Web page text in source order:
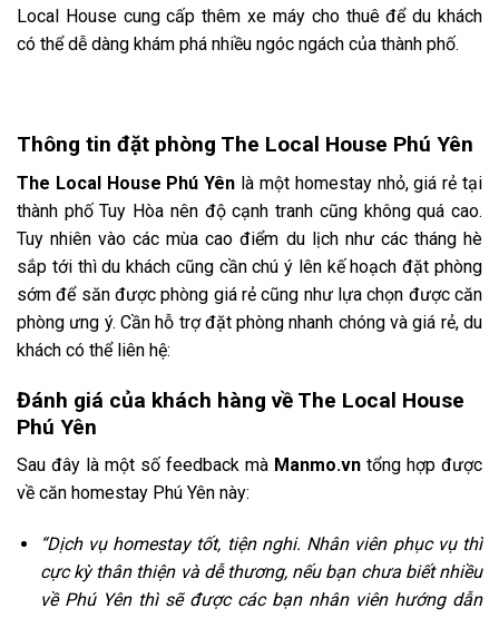
Local House cung cấp thêm xe máy cho thuê để du khách
có thể dễ dàng khám phá nhiều ngóc ngách của thành phố.
Thông tin đặt phòng The Local House Phú Yên
The Local House Phú Yên là một homestay nhỏ, giá rẻ tại
thành phố Tuy Hòa nên độ cạnh tranh cũng không quá cao.
Tuy nhiên vào các mùa cao điểm du lịch như các tháng hè
sắp tới thì du khách cũng cần chú ý lên kế hoạch đặt phòng
sớm để săn được phòng giá rẻ cũng như lựa chọn được căn
phòng ưng ý. Cần hỗ trợ đặt phòng nhanh chóng và giá rẻ, du
khách có thể liên hệ:
Đánh giá của khách hàng về The Local House
Phú Yên
Sau đây là một số feedback mà Manmo.vn tổng hợp được
về căn homestay Phú Yên này:
“Dịch vụ homestay tốt, tiện nghi. Nhân viên phục vụ thì
cực kỳ thân thiện và dễ thương, nếu bạn chưa biết nhiều
về Phú Yên thì sẽ được các bạn nhân viên hướng dẫn